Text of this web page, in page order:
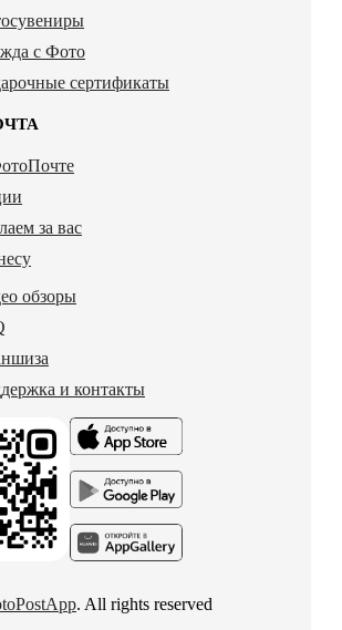
с Фото
сертификаты
за вас
обзоры
и контакты
. All rights reserved